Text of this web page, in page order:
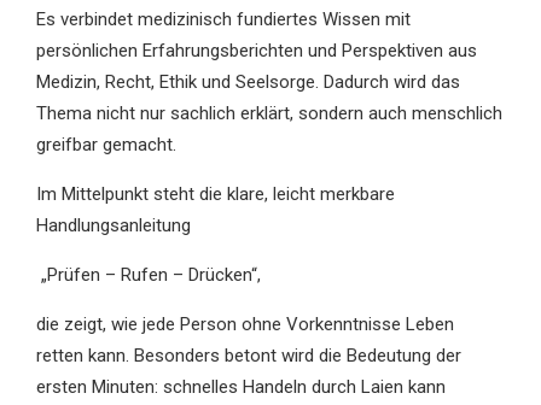
Es verbindet medizinisch fundiertes Wissen mit
persönlichen Erfahrungsberichten und Perspektiven aus
Medizin, Recht, Ethik und Seelsorge. Dadurch wird das
Thema nicht nur sachlich erklärt, sondern auch menschlich
greifbar gemacht.
Im Mittelpunkt steht die klare, leicht merkbare
Handlungsanleitung
„Prüfen – Rufen – Drücken“,
die zeigt, wie jede Person ohne Vorkenntnisse Leben
retten kann. Besonders betont wird die Bedeutung der
ersten Minuten: schnelles Handeln durch Laien kann